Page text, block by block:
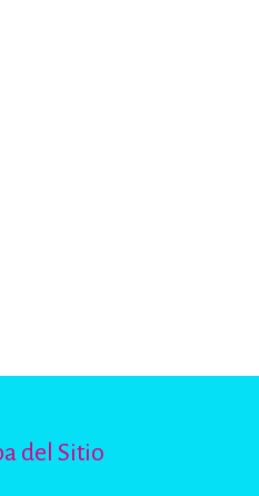
del Sitio